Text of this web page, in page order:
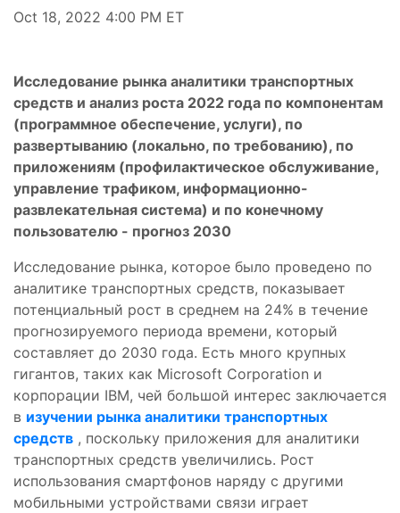
Oct 18, 2022 4:00 PM ET
Исследование рынка аналитики транспортных
средств и анализ роста 2022 года по компонентам
(программное обеспечение, услуги), по
развертыванию (локально, по требованию), по
приложениям (профилактическое обслуживание,
управление трафиком, информационно-
развлекательная система) и по конечному
пользователю - прогноз 2030
Исследование рынка, которое было проведено по
аналитике транспортных средств, показывает
потенциальный рост в среднем на 24% в течение
прогнозируемого периода времени, который
составляет до 2030 года. Есть много крупных
гигантов, таких как Microsoft Corporation и
корпорации IBM, чей большой интерес заключается
в изучении рынка аналитики транспортных
средств , поскольку приложения для аналитики
транспортных средств увеличились. Рост
использования смартфонов наряду с другими
мобильными устройствами связи играет